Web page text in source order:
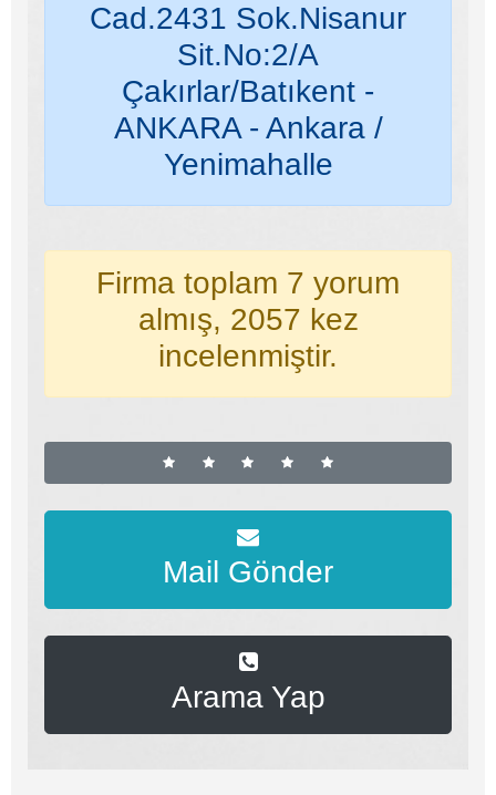
Cad.2431 Sok.Nisanur
Sit.No:2/A
Çakırlar/Batıkent -
ANKARA - Ankara /
Yenimahalle
Firma toplam 7 yorum
almış, 2057 kez
incelenmiştir.
Mail Gönder
Arama Yap